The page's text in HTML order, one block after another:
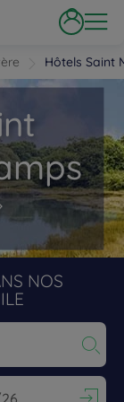
Hôtels Saint
NOS